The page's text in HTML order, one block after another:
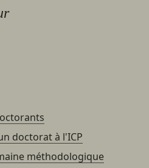
doctorat à l'ICP
méthodologique